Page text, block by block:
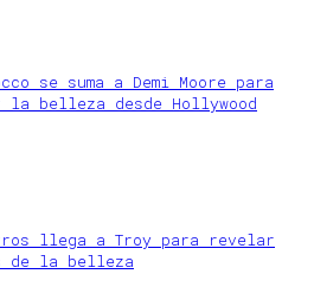
se suma a Demi Moore para
belleza desde Hollywood
llega a Troy para revelar
de la belleza